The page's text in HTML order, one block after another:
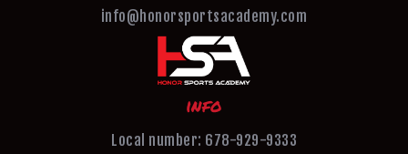
info@honorsportsacademy.com
info
Local number: 678-929-9333